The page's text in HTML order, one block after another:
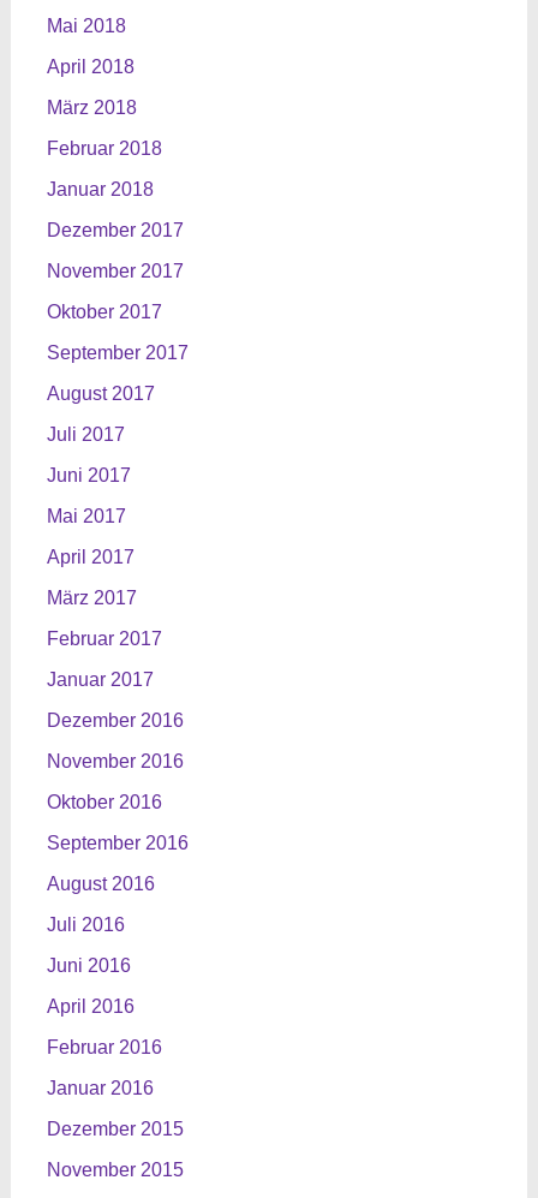
Mai 2018
April 2018
März 2018
Februar 2018
Januar 2018
Dezember 2017
November 2017
Oktober 2017
September 2017
August 2017
Juli 2017
Juni 2017
Mai 2017
April 2017
März 2017
Februar 2017
Januar 2017
Dezember 2016
November 2016
Oktober 2016
September 2016
August 2016
Juli 2016
Juni 2016
April 2016
Februar 2016
Januar 2016
Dezember 2015
November 2015